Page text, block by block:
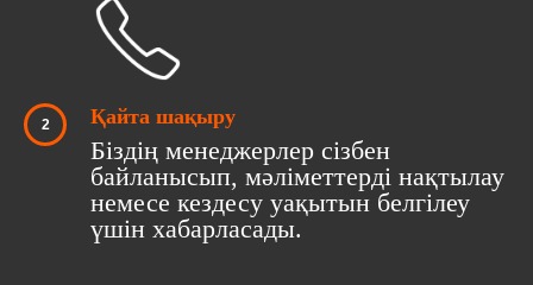
Қайта шақыру
Біздің менеджерлер сізбен
байланысып, мәліметтерді нақтылау
немесе кездесу уақытын белгілеу
үшін хабарласады.